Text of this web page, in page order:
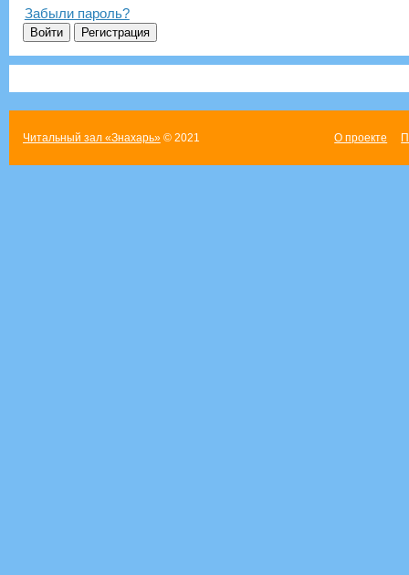
Забыли пароль?
Читальный зал «Знахарь»© 2021 О проекте